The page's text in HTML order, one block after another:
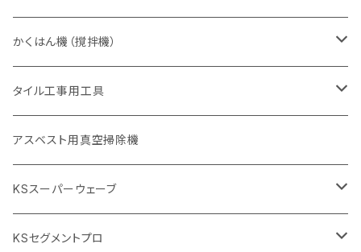
セグメント（特殊凸凹加工チップ
一般道路カッター用
355mm（14インチ）
305mm（12インチ）
355mm（14インチ）
押し切り（タイル切断機）
本体
電動切断機
本体
ダイヤモンドホイール
ブリック＆ブロック用切断機
穴あけ用工具
タイルニッパー
かくはん機（撹拌機）
本体
低速回転
高速回転
付属品
撹拌羽根
撹拌軸
タイル工事用工具
手動工具
押し切り（手動切断機
押し切り替え刃（手動切断機替え刃
電動工具
電動切断機
アスベスト用真空掃除機
KSスーパーウェーブ
105mm（4インチ）
KSセグメントプロ